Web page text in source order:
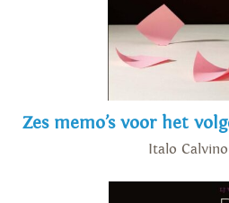
Zes memo’s voor het
Italo Calvino